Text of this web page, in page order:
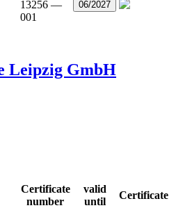
13256 —
001
06/2027
Leipzig GmbH
Certificate
number
valid
until
Certificate